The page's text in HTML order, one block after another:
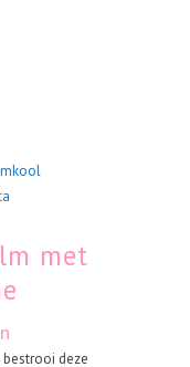
met
deze